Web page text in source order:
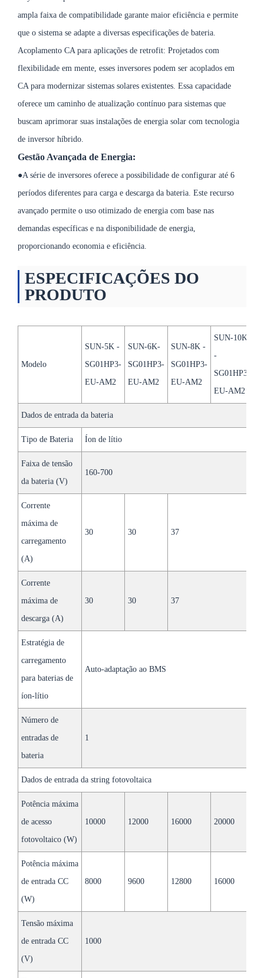
ampla faixa de compatibilidade garante maior eficiência e permite
que o sistema se adapte a diversas especificações de bateria.
Acoplamento CA para aplicações de retrofit: Projetados com
flexibilidade em mente, esses inversores podem ser acoplados em
CA para modernizar sistemas solares existentes. Essa capacidade
oferece um caminho de atualização contínuo para sistemas que
buscam aprimorar suas instalações de energia solar com tecnologia
de inversor híbrido.
Gestão Avançada de Energia:
●A série de inversores oferece a possibilidade de configurar até 6
períodos diferentes para carga e descarga da bateria. Este recurso
avançado permite o uso otimizado de energia com base nas
demandas específicas e na disponibilidade de energia,
proporcionando economia e eficiência.
ESPECIFICAÇÕES DO
PRODUTO
Modelo
SUN-5K -
SG01HP3-
EU-AM2
SUN-6K-
SG01HP3-
EU-AM2
SUN-8K -
SG01HP3-
EU-AM2
SUN-10K
-
SG01HP3-
EU-AM2
Dados de entrada da bateria
Tipo de Bateria Íon de lítio
Faixa de tensão
da bateria (V)
160-700
Corrente
máxima de
carregamento
(A)
30 30 37
Corrente
máxima de
descarga (A)
30 30 37
Estratégia de
carregamento
para baterias de
íon-lítio
Auto-adaptação ao BMS
Número de
entradas de
bateria
1
Dados de entrada da string fotovoltaica
Potência máxima
de acesso
fotovoltaico (W)
10000 12000 16000 20000
Potência máxima
de entrada CC
(W)
8000 9600 12800 16000
Tensão máxima
de entrada CC
(V)
1000